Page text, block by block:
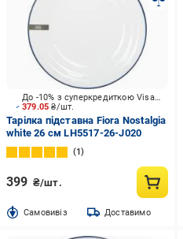
379.05₴/шт.
До -10% з суперкредиткою Visa Вигода
Тарілка підставна Fiora Nostalgia
white 26 см LH5517-26-J020
1
399 ₴/шт.
Cамовивіз Доставимо